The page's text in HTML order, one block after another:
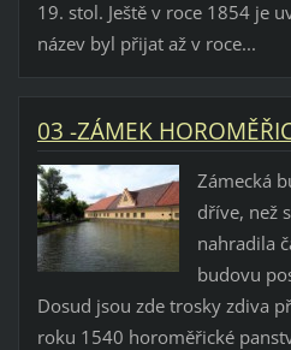
19. stol. Ještě v roce 1854 je
název byl přijat až v roce...
03 -ZÁMEK
Zámecká
dříve, než
nahradila
budovu
Dosud jsou zde trosky zdiva
roku 1540 horoměřické